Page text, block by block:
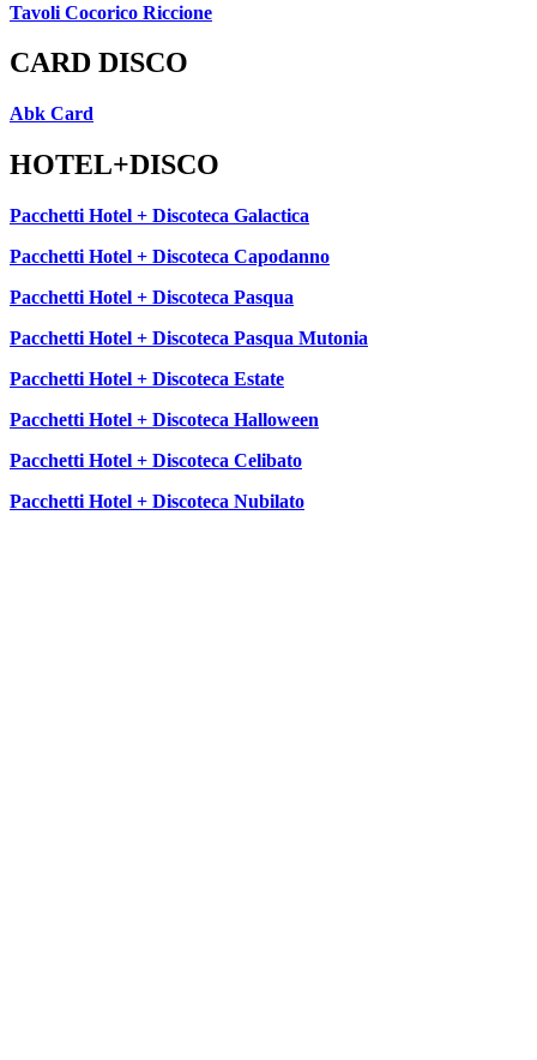
Tavoli Cocorico Riccione
CARD DISCO
Abk Card
HOTEL+DISCO
Pacchetti Hotel + Discoteca Galactica
Pacchetti Hotel + Discoteca Capodanno
Pacchetti Hotel + Discoteca Pasqua
Pacchetti Hotel + Discoteca Pasqua Mutonia
Pacchetti Hotel + Discoteca Estate
Pacchetti Hotel + Discoteca Halloween
Pacchetti Hotel + Discoteca Celibato
Pacchetti Hotel + Discoteca Nubilato